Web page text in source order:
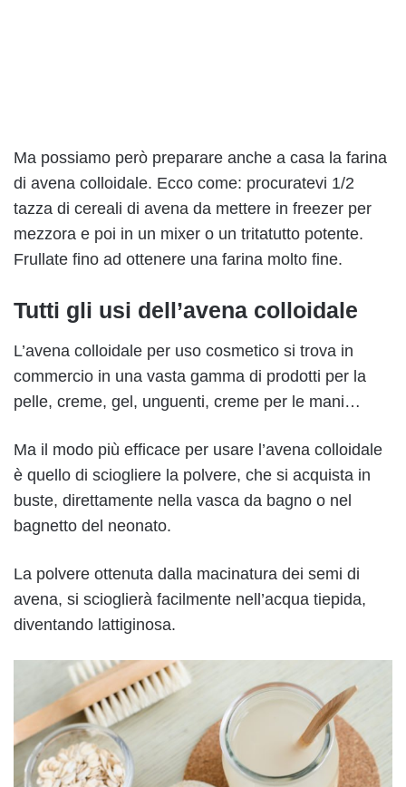
Ma possiamo però preparare anche a casa la farina
di avena colloidale. Ecco come: procuratevi 1/2
tazza di cereali di avena da mettere in freezer per
mezzora e poi in un mixer o un tritatutto potente.
Frullate fino ad ottenere una farina molto fine.
Tutti gli usi dell’avena colloidale
L’avena colloidale per uso cosmetico si trova in
commercio in una vasta gamma di prodotti per la
pelle, creme, gel, unguenti, creme per le mani…
Ma il modo più efficace per usare l’avena colloidale
è quello di sciogliere la polvere, che si acquista in
buste, direttamente nella vasca da bagno o nel
bagnetto del neonato.
La polvere ottenuta dalla macinatura dei semi di
avena, si scioglierà facilmente nell’acqua tiepida,
diventando lattiginosa.